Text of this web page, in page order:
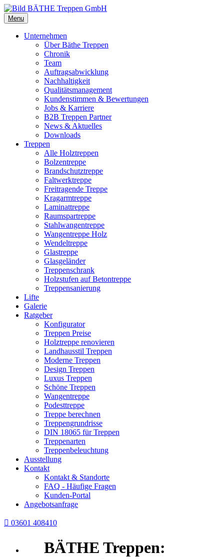
Menu
Unternehmen
Über Bäthe Treppen
Chronik
Team
Auftragsabwicklung
Nachhaltigkeit
Qualitätsmanagement
Kundenstimmen & Bewertungen
Jobs & Karriere
B2B Treppen Partner
News & Aktuelles
Downloads
Treppen
Alle Holztreppen
Bolzentreppe
Brandschutztreppe
Faltwerktreppe
Freitragende Treppe
Kragarmtreppe
Laminattreppe
Raumspartreppe
Stahlwangentreppe
Wangentreppe Holz
Wendeltreppe
Glastreppe
Glasgeländer
Treppenschrank
Holzstufen auf Betontreppe
Treppensanierung
Lifte
Galerie
Ratgeber
Konfigurator
Treppen Preise
Holztreppe renovieren
Landhausstil Treppen
Moderne Treppen
Design Treppen
Luxus Treppen
Schöne Treppen
Wangentreppe
Podesttreppe
Treppe berechnen
Treppengrundrisse
DIN 18065 für Treppen
Treppenarten
Treppenbeleuchtung
Ausstellung
Kontakt
Kontakt & Standorte
FAQ - Häufige Fragen
Kunden-Portal
Angebotsanfrage
 03601 408410
BÄTHE Treppen: